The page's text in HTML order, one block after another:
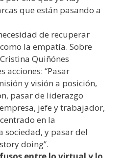
que están pasando a
de recuperar
la empatía. Sobre
Quiñónes
acciones: “Pasar
y visión a posición,
pasar de liderazgo
jefe y trabajador,
en la
sociedad, y pasar del
doing”.